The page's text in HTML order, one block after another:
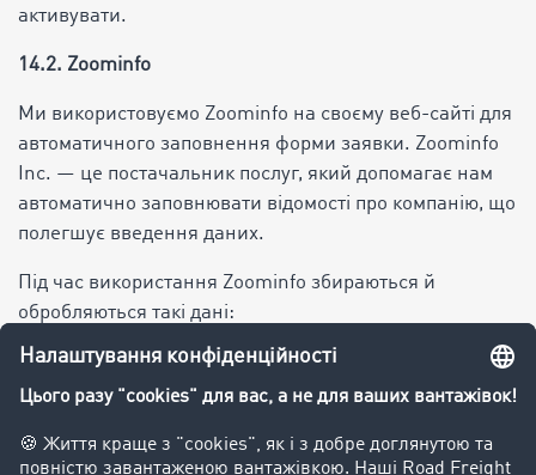
активувати.
14.2. Zoominfo
Ми використовуємо Zoominfo на своєму веб-сайті для
автоматичного заповнення форми заявки. Zoominfo
Inc. — це постачальник послуг, який допомагає нам
автоматично заповнювати відомості про компанію, що
полегшує введення даних.
Під час використання Zoominfo збираються й
обробляються такі дані:
ІР-адреса
Географічне розташування
Відомості про компанію (наприклад, назва,
адреса, галузь)